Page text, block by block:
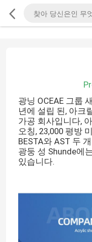
광닝 OCEAE 그룹
년에 설립 된, 아크
가공 회사입니다,
오칭, 23,000 평방
BESTA와 AST 두
광둥 성 Shunde에
있습니다.